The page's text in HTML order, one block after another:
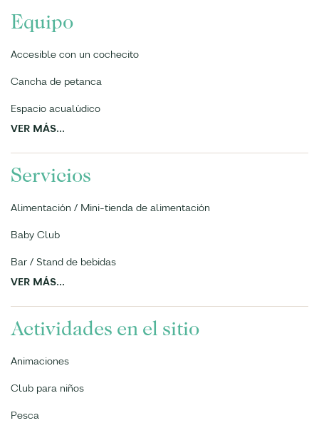
Equipo
Accesible con un cochecito
Cancha de petanca
Espacio acualúdico
VER MÁS...
Servicios
Alimentación / Mini-tienda de alimentación
Baby Club
Bar / Stand de bebidas
VER MÁS...
Actividades en el sitio
Animaciones
Club para niños
Pesca